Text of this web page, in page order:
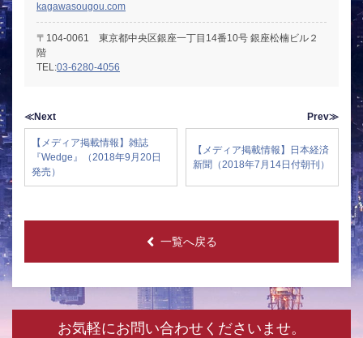
kagawasougou.com
〒104-0061 東京都中央区銀座一丁目14番10号 銀座松楠ビル２
階
TEL:03-6280-4056
≪Next
【メディア掲載情報】雑誌
『Wedge』（2018年9月20日
発売）
Prev≫
【メディア掲載情報】日本経済
新聞（2018年7月14日付朝刊）
一覧へ戻る
お気軽にお問い合わせくださいませ。